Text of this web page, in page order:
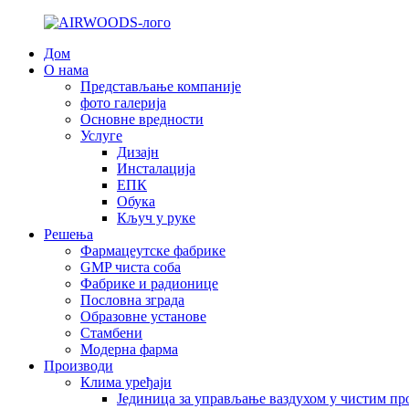
Дом
О нама
Представљање компаније
фото галерија
Основне вредности
Услуге
Дизајн
Инсталација
ЕПК
Обука
Кључ у руке
Решења
Фармацеутске фабрике
GMP чиста соба
Фабрике и радионице
Пословна зграда
Образовне установе
Стамбени
Модерна фарма
Производи
Клима уређаји
Јединица за управљање ваздухом у чистим